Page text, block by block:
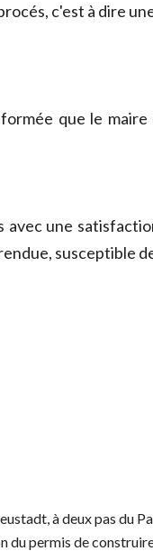
c'est à dire
que le maire
une
susceptible
à deux pas du
du permis de